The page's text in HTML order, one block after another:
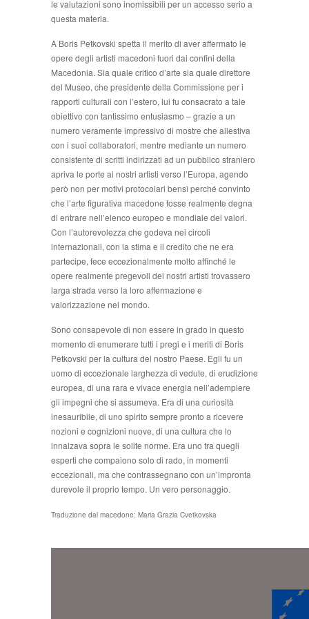
le valutazioni sono inomissibili per un accesso serio a
questa materia.
A Boris Petkovski spetta il merito di aver affermato le
opere degli artisti macedoni fuori dai confini della
Macedonia. Sia quale critico d’arte sia quale direttore
del Museo, che presidente della Commissione per i
rap­porti culturali con l’estero, lui fu consacrato a tale
obiet­tivo con tantissimo entusiasmo – grazie a un
numero veramente impressivo di mostre che allestiva
con i suoi collaboratori, mentre mediante un numero
consistente di scritti indirizzati ad un pubblico straniero
apriva le porte ai nostri artisti verso l’Europa, agendo
però non per motivi protocolari bensì perché convinto
che l’arte figurativa macedone fosse realmente degna
di entrare nell’elenco europeo e mondiale dei valori.
Con l’auto­revolezza che godeva nei circoli
internazionali, con la stima e il credito che ne era
partecipe, fece eccezional­mente molto affinché le
opere realmente pregevoli dei nostri artisti trovassero
larga strada verso la loro affer­mazione e
valorizzazione nel mondo.
Sono consapevole di non essere in grado in questo
momento di enumerare tutti i pregi e i meriti di Boris
Petkovski per la cultura del nostro Paese. Egli fu un
uomo di eccezionale larghezza di vedute, di erudizione
europea, di una rara e vivace energia nell’adempiere
gli impegni che si assumeva. Era di una curiosità
inesauri­bile, di uno spirito sempre pronto a ricevere
nozioni e cognizioni nuove, di una cultura che lo
innalzava sopra le solite norme. Era uno tra quegli
esperti che com­paiono solo di rado, in momenti
eccezionali, ma che contrassegnano con un’impronta
durevole il proprio tempo. Un vero personaggio.
Traduzione dal macedone: Maria Grazia Cvetkovska